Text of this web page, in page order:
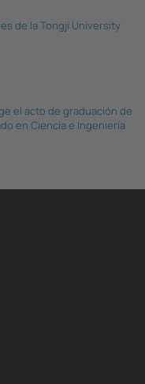
de la Tongji University
el acto de graduación de
en Ciencia e Ingeniería